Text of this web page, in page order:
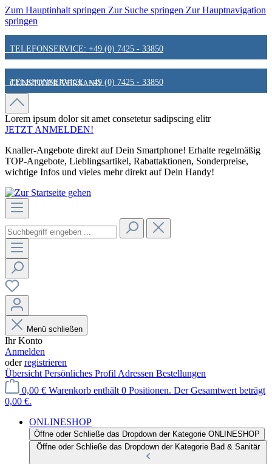
Zum Hauptinhalt springen Zur Suche springen Zur Hauptnavigation
springen
TELEFONSERVICE: +49 (0) 7425 - 33850
GÜNSTIGER VERSAND
FAIR & KUNDENORIENTIERT
HINWEIS ZU STATIONÄREN PREISEN
TELEFONSERVICE: +49 (0) 7425 - 33850
GÜNSTIGER VERSAND
FAIR & KUNDENORIENTIERT
HINWEIS ZU STATIONÄREN PREISEN
Lorem ipsum dolor sit amet consetetur sadipscing elitr
JETZT ANMELDEN!
Knaller-Angebote direkt auf Dein Smartphone! Erhalte regelmäßig
TOP-Angebote, Lieblingsartikel, Rabattaktionen, Sonderpreise,
wichtige Infos und vieles mehr direkt auf Dein Handy!
Menü schließen
Ihr Konto
Anmelden
oderregistrieren
Übersicht Persönliches Profil Adressen Bestellungen
0,00 € Warenkorb enthält 0 Positionen. Der Gesamtwert beträgt
0,00 €.
ONLINESHOP
Öffne oder Schließe das Dropdown der Kategorie ONLINESHOP
Öffne oder Schließe das Dropdown der Kategorie Bad & Sanitär